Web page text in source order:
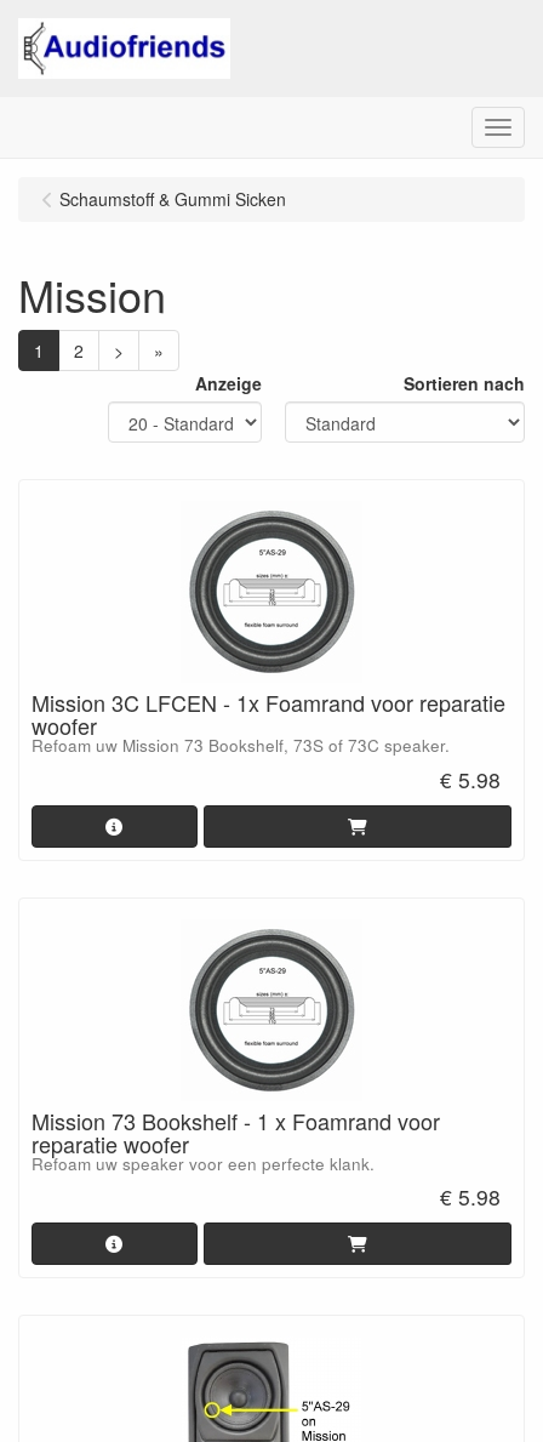
Menu
Schaumstoff & Gummi Sicken
Mission
1 2 >
»
Anzeige
Sortieren nach
Mission 3C LFCEN - 1x Foamrand voor reparatie
woofer
Refoam uw Mission 73 Bookshelf, 73S of 73C speaker.
€ 5.98
Mission 73 Bookshelf - 1 x Foamrand voor
reparatie woofer
Refoam uw speaker voor een perfecte klank.
€ 5.98